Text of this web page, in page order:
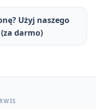
Użyj naszego
darmo)